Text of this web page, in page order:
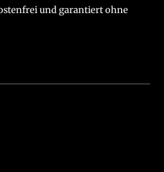
und garantiert ohne